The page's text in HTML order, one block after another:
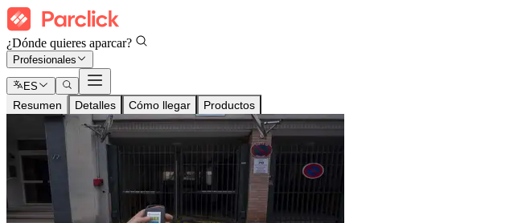
¿Dónde quieres aparcar?
Profesionales
ES
Resumen Detalles Cómo llegar Productos